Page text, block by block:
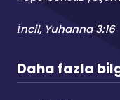
İncil, Yuhanna 3:16
Daha fazla